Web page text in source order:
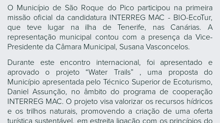
O Município de São Roque do Pico participou na primeira
missão oficial da candidatura INTERREG MAC - BIO-EcoTur,
que teve lugar na ilha de Tenerife, nas Canárias. A
representação municipal contou com a presença da Vice-
Presidente da Câmara Municipal, Susana Vasconcelos.
Durante este encontro internacional, foi apresentado e
aprovado o projeto “Water Trails” , uma proposta do
Município apresentada pelo Técnico Superior de Ecoturismo,
Daniel Assunção, no âmbito do programa de cooperação
INTERREG MAC. O projeto visa valorizar os recursos hídricos
e os trilhos naturais, promovendo a criação de uma oferta
turística sustentável, em estreita ligação com os princípios do